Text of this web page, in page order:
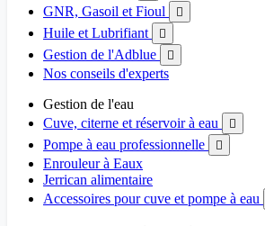
GNR, Gasoil et Fioul 
Huile et Lubrifiant 
Gestion de l'Adblue 
Nos conseils d'experts
Gestion de l'eau
Cuve, citerne et réservoir à eau

Pompe à eau professionnelle 
Enrouleur à Eaux
Jerrican alimentaire
Accessoires pour cuve et pompe à eau